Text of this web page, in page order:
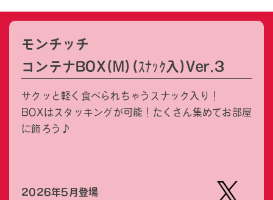
モンチッチ
コンテナBOX(M)(ｽﾅｯｸ入)Ver.3
サクッと軽く食べられちゃうスナック入り！
BOXはスタッキングが可能！たくさん集めてお部屋
に飾ろう♪
2026年5月登場